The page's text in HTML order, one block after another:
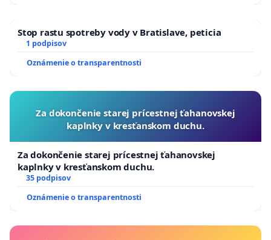
Stop rastu spotreby vody v Bratislave, peticia
1 podpisov
Oznámenie o transparentnosti
Za dokončenie starej prícestnej ťahanovskej
kaplnky v kresťanskom duchu.
Za dokončenie starej prícestnej ťahanovskej
kaplnky v kresťanskom duchu.
35 podpisov
Oznámenie o transparentnosti